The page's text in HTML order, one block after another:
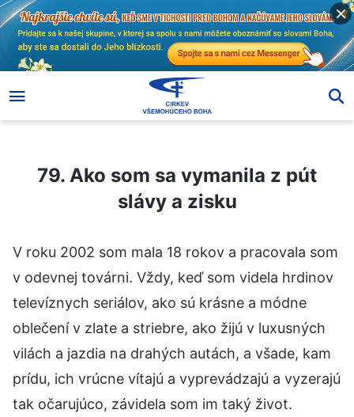
79. Ako som sa vymanila z pút slávy a zisku
79. Ako som sa vymanila z pút
slávy a zisku
V roku 2002 som mala 18 rokov a pracovala som
v odevnej továrni. Vždy, keď som videla hrdinov
televíznych seriálov, ako sú krásne a módne
oblečení v zlate a striebre, ako žijú v luxusných
vilách a jazdia na drahých autách, a všade, kam
prídu, ich vrúcne vítajú a vyprevádzajú a vyzerajú
tak očarujúco, závidela som im taký život.